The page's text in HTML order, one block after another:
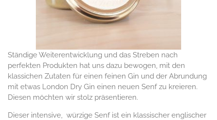
Ständige Weiterentwicklung und das Streben nach
perfekten Produkten hat uns dazu bewogen, mit den
klassichen Zutaten für einen feinen Gin und der Abrundung
mit etwas London Dry Gin einen neuen Senf zu kreieren.
Diesen möchten wir stolz präsentieren.
Dieser intensive, würzige Senf ist ein klassischer englischer